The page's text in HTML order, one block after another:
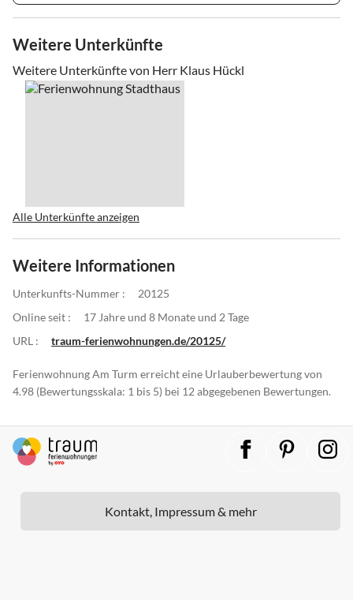
Weitere Unterkünfte
Weitere Unterkünfte von Herr Klaus Hückl
Alle Unterkünfte anzeigen
Weitere Informationen
Unterkunfts-Nummer :
20125
Online seit :
17 Jahre und 8 Monate und 2 Tage
URL :
traum-ferienwohnungen.de/20125/
Ferienwohnung Am Turm erreicht eine Urlauberbewertung von
4.98 (Bewertungsskala: 1 bis 5) bei 12 abgegebenen Bewertungen.
Kontakt, Impressum & mehr